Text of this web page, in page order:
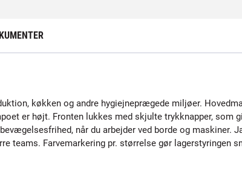
køkken og andre hygiejneprægede miljøer.
er højt. Fronten lukkes med skjulte trykknapper, som
når du arbejder ved borde og maskiner.
teams. Farvemarkering pr. størrelse gør lagerstyringen